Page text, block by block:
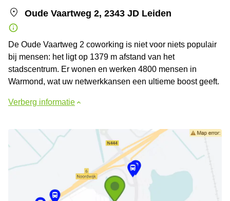
Oude Vaartweg 2, 2343 JD Leiden
De Oude Vaartweg 2 coworking is niet voor niets populair
bij mensen: het ligt op 1379 m afstand van het
stadscentrum. Er wonen en werken 4800 mensen in
Warmond, wat uw netwerkkansen een ultieme boost geeft.
Verberg informatie